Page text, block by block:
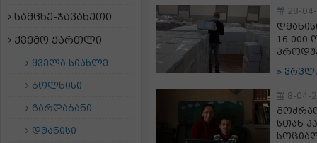
სამცხე-ჯავახეთი
ქვემო ქართლი
ყველა სიახლე
ბოლნისი
გარდაბანი
დმანისი
28-
16 000
8-04-
სთან